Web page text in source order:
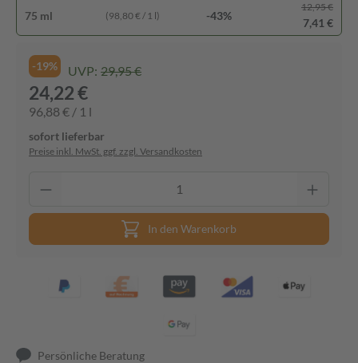
75 ml (98,80 € / 1 l) -43%
12,95 €
7,41 €
-19% UVP: 29,95 €
24,22 €
96,88 € / 1 l
sofort lieferbar
Preise inkl. MwSt. ggf. zzgl. Versandkosten
In den Warenkorb
Persönliche Beratung